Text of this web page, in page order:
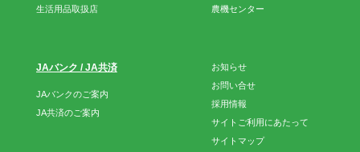
生活用品取扱店
農機センター
JAバンク / JA共済
JAバンクのご案内
JA共済のご案内
お知らせ
お問い合せ
採用情報
サイトご利用にあたって
サイトマップ